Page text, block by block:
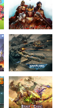
March of
Empires
War
Planet
Online: